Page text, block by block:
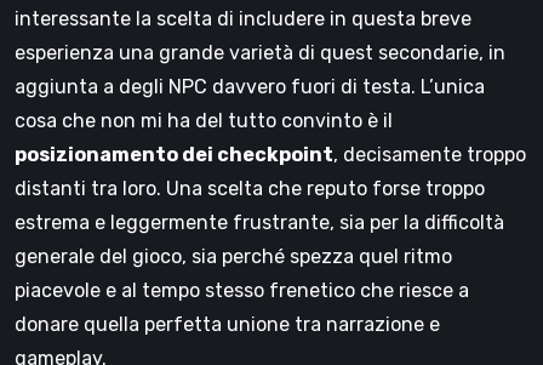
interessante la scelta di includere in questa breve
esperienza una grande varietà di quest secondarie, in
aggiunta a degli NPC davvero fuori di testa. L’unica
cosa che non mi ha del tutto convinto è il
posizionamento dei checkpoint, decisamente troppo
distanti tra loro. Una scelta che reputo forse troppo
estrema e leggermente frustrante, sia per la difficoltà
generale del gioco, sia perché spezza quel ritmo
piacevole e al tempo stesso frenetico che riesce a
donare quella perfetta unione tra narrazione e
gameplay.